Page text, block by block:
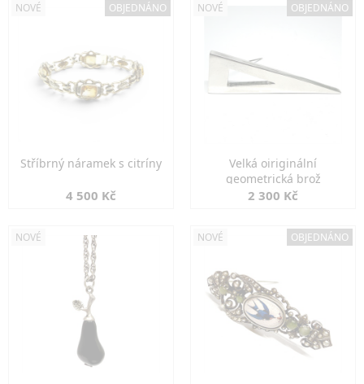
NOVÉ OBJEDNÁNO
Stříbrný náramek s citríny
4 500 Kč
NOVÉ OBJEDNÁNO
Velká oiriginální
geometrická brož
2 300 Kč
NOVÉ NOVÉ OBJEDNÁNO